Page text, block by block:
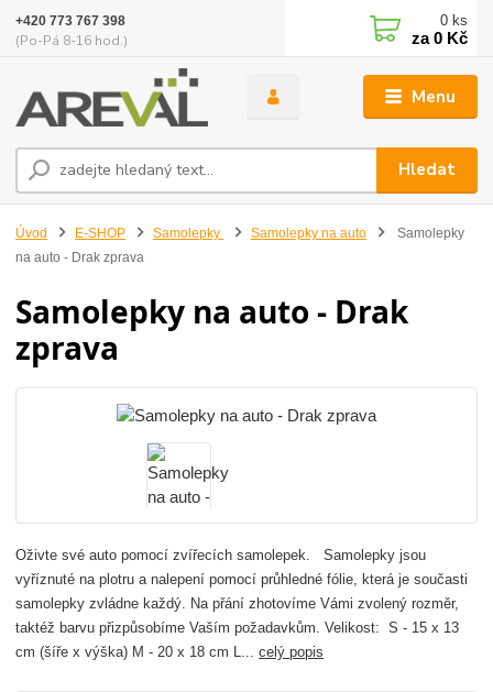
Menu
Hledat
+420 773 767 398
(Po-Pá 8-16 hod.)
0 ks
za0 Kč
Úvod E-SHOP Samolepky Samolepky na auto
Samolepky
na auto - Drak zprava
Samolepky na auto - Drak
zprava
Oživte své auto pomocí zvířecích samolepek. Samolepky jsou
vyříznuté na plotru a nalepení pomocí průhledné fólie, která je současti
samolepky zvládne každý. Na přání zhotovíme Vámi zvolený rozměr,
taktéž barvu přizpůsobíme Vaším požadavkům. Velikost: S - 15 x 13
cm (šíře x výška) M - 20 x 18 cm L...celý popis